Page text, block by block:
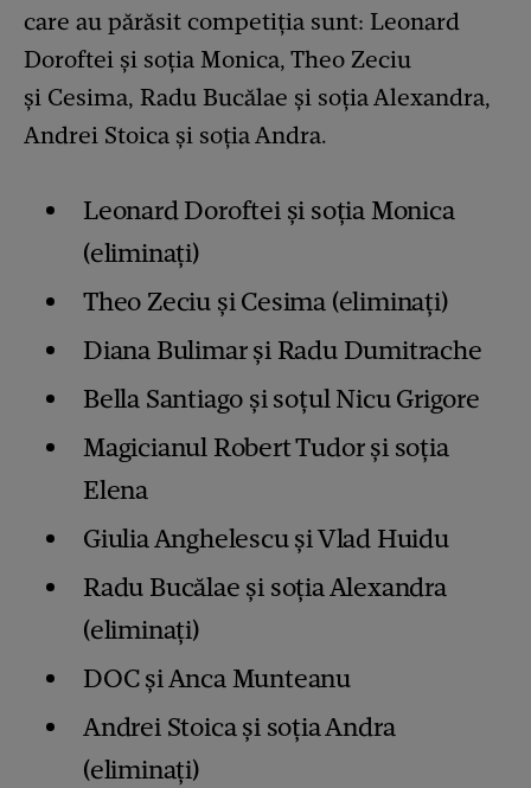
care au părăsit competiția sunt: Leonard
Doroftei și soția Monica, Theo Zeciu
și Cesima, Radu Bucălae și soția Alexandra,
Andrei Stoica și soția Andra.
Leonard Dorofteiși soția Monica
(eliminați)
Theo Zeciu șiCesima (eliminați)
Diana Bulimar și Radu Dumitrache
Bella Santiago și soțul Nicu Grigore
Magicianul Robert Tudorși soția
Elena
Giulia Anghelescu și Vlad Huidu
Radu Bucălae și soția Alexandra
(eliminați)
DOC și Anca Munteanu
Andrei Stoica și soția Andra
(eliminați)